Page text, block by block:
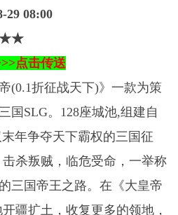
29 08:00
点击传送
帝(0.1折征战天下)》一款为策
国SLG。128座城池,组建自
年争夺天下霸权的三国征
杀叛贼，临危受命，一举称
三国帝王之路。在《大皇帝
疆扩土，收复更多的领地，